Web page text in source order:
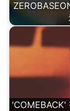
'COMEBACK'